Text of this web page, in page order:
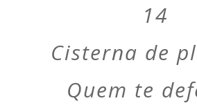
14
Cisterna de
Quem te